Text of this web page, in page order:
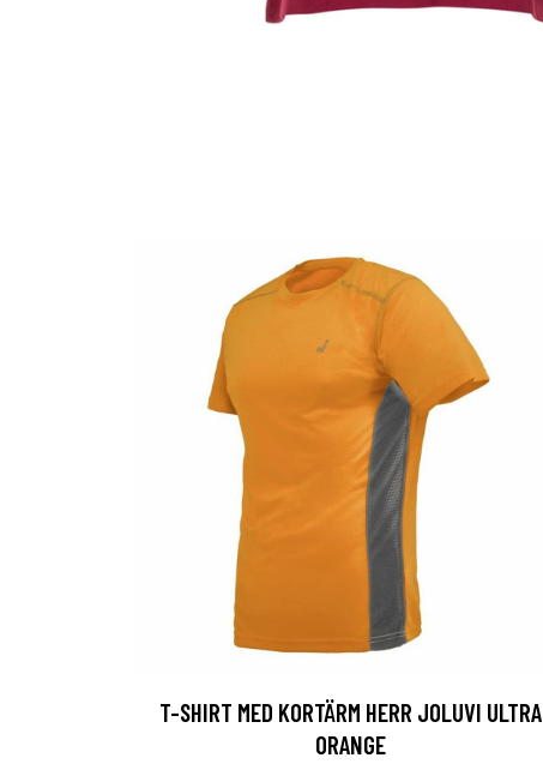
T-SHIRT MED KORTÄRM HERR JOLUVI ULTRA
ORANGE